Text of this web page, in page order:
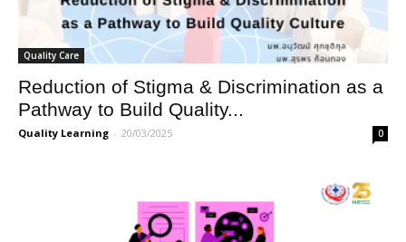
Quality Care
Reduction of Stigma & Discrimination as a
Pathway to Build Quality...
Quality Learning - 20/03/2025 0